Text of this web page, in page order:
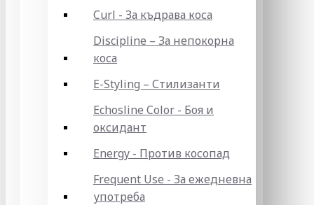
Curl - За къдрава коса
Discipline – За непокорна
коса
E-Styling – Стилизанти
Echosline Color - Боя и
оксидант
Energy - Против косопад
Frequent Use - За ежедневна
употреба